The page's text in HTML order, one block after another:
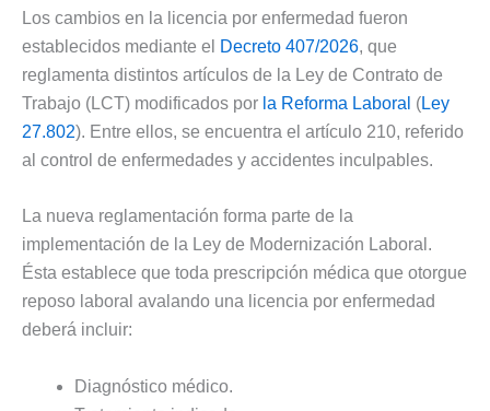
Los cambios en la licencia por enfermedad fueron
establecidos mediante el
Decreto 407/2026, que
reglamenta distintos artículos de la Ley de Contrato de
Trabajo (LCT) modificados por la Reforma Laboral (Ley
27.802). Entre ellos, se encuentra el artículo 210, referido
al control de enfermedades y accidentes inculpables.
La nueva reglamentación forma parte de la
implementación de la Ley de Modernización Laboral.
Ésta establece que toda prescripción médica que otorgue
reposo laboral avalando una licencia por enfermedad
deberá incluir:
Diagnóstico médico.